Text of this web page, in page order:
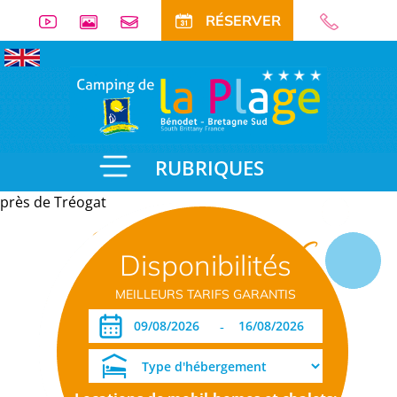
RÉSERVER
RUBRIQUES
Disponibilités
MEILLEURS TARIFS GARANTIS
-
près de Tréogat
Informations
pratiques